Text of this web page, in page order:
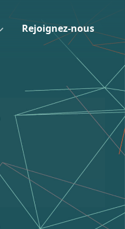
Rejoignez-nous